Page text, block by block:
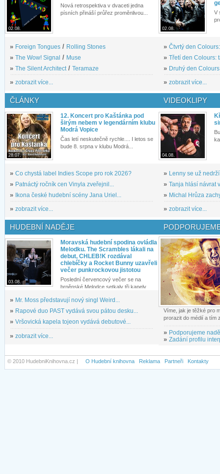
02.08.
Nová retrospektiva v dvaceti jedna
písních přináší průřez proměnlivou...
» Foreign Tongues / Rolling Stones
» The Wow! Signal / Muse
» The Silent Architect / Teramaze
» zobrazit více...
02.08.
V
» Čtvrtý den
» Třetí den Colours:
» Druhý den
» zobrazit více...
ČLÁNKY
28.07.
12. Koncert pro Kaštánka pod
širým nebem v legendárním klubu
Modrá Vopice
Čas letí neskutečně rychle.... I letos se
bude 8. srpna v klubu Modrá...
» Co chystá label Indies Scope pro rok 2026?
» Patnáctý ročník cen Vinyla zveřejnil...
»
Ikona české hudební scény Jana Uriel...
» zobrazit více...
VIDEOKLIPY
04.08.
» Lenny se už
» Tanja hlásí návrat
» Michal Hrůza
» zobrazit více...
HUDEBNÍ NADĚJE
03.08.
Moravská hudební spodina ovládla
Melodku. The Scrambles lákali na
debut, CHLEB!K rozdával
chlebíčky a Rocket Bunny uzavřeli
večer punkrockovou jistotou
Poslední červencový večer se na
brněnské Melodce setkaly tři kapely...
» Mr. Moss představují nový singl Weird...
» Rapové duo PAST vydává svou pátou desku...
» Vršovická kapela tojeon vydává debutové...
» zobrazit více...
Víme, jak je těžké pro
prorazit do médií a tím
» Podporujeme
» Zadání profilu
© 2010 HudebniKnihovna.cz | O Hudební knihovna Reklama Partneři Kontakty